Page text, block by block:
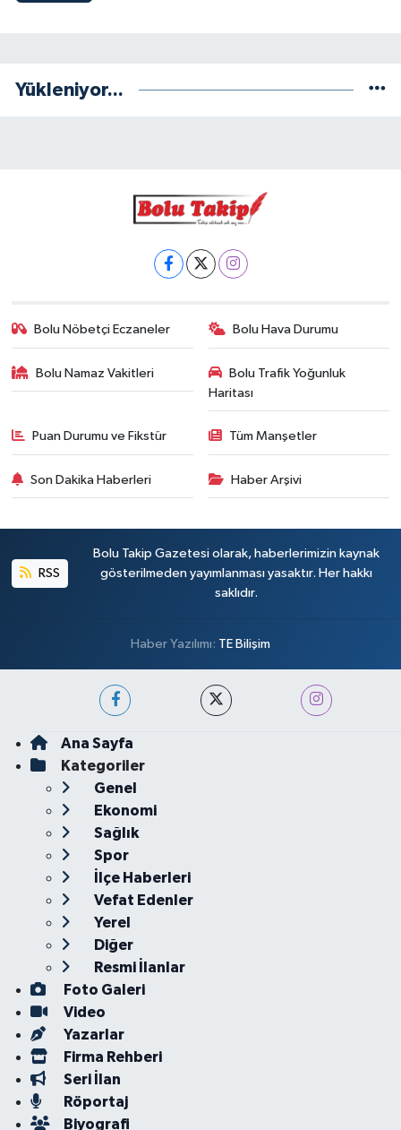
Yükleniyor...
Bolu Nöbetçi Eczaneler Bolu Hava Durumu
Bolu Namaz Vakitleri
Bolu Trafik Yoğunluk
Haritası
Puan Durumu ve Fikstür Tüm Manşetler
Son Dakika Haberleri Haber Arşivi
RSS
Bolu Takip Gazetesi olarak, haberlerimizin kaynak
gösterilmeden yayımlanması yasaktır. Her hakkı
saklıdır.
Haber Yazılımı: TE Bilişim
Ana Sayfa
Kategoriler
Genel
Ekonomi
Sağlık
Spor
İlçe Haberleri
Vefat Edenler
Yerel
Diğer
Resmi İlanlar
Foto Galeri
Video
Yazarlar
Firma Rehberi
Seri İlan
Röportaj
Biyografi